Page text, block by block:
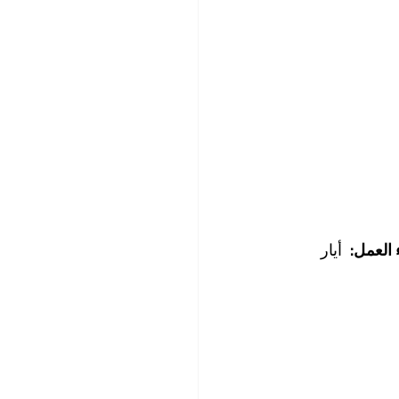
العمل:
أيار